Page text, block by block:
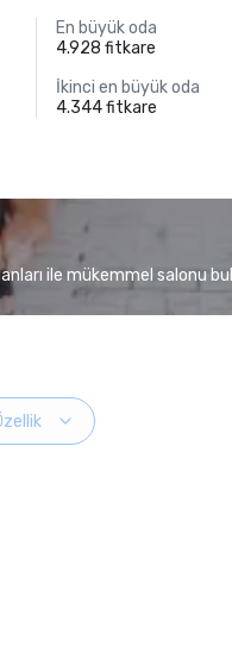
En büyük oda
4.928 fitkare
İkinci en büyük oda
4.344 fitkare
ile mükemmel salonu